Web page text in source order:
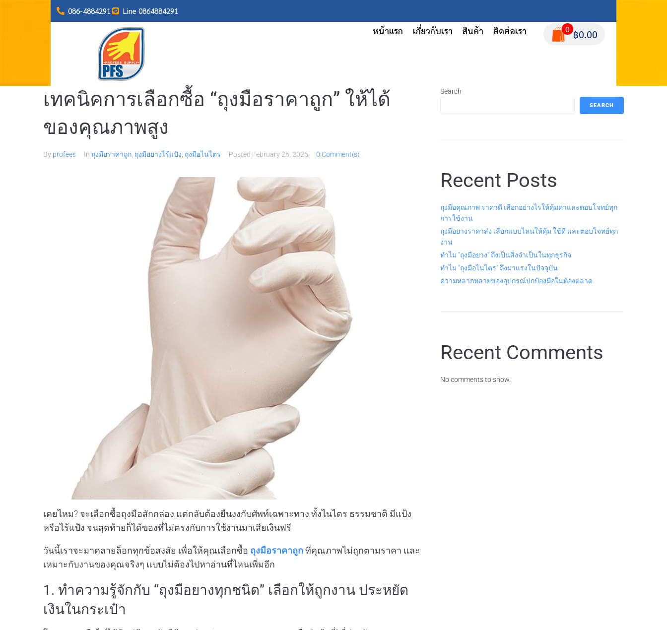
086-4884291 Line 0864884291
หน้าแรก เกี่ยวกับเรา สินค้า ติดต่อเรา 0 ฿0.00
เทคนิคการเลือกซื้อ “ถุงมือราคาถูก” ให้ได้
ของคุณภาพสูง
By profees In ถุงมือราคาถูก ถุงมือยางไร้แป้ง ถุงมือไนไตร Posted February 26, 2026 0 Comment(s)
เคยไหม? จะเลือกซื้อถุงมือสักกล่อง แต่กลับต้องยืนงงกับศัพท์เฉพาะทาง ทั้งไนไตร ธรรมชาติ มีแป้ง
หรือไร้แป้ง จนสุดท้ายก็ได้ของที่ไม่ตรงกับการใช้งานมาเสียเงินฟรี
วันนี้เราจะมาคลายล็อกทุกข้อสงสัย เพื่อให้คุณเลือกซื้อ ถุงมือราคาถูกที่คุณภาพไม่ถูกตามราคา และ
เหมาะกับงานของคุณจริงๆ แบบไม่ต้องไปหาอ่านที่ไหนเพิ่มอีก
1. ทำความรู้จักกับ “ถุงมือยางทุกชนิด” เลือกให้ถูกงาน ประหยัด
เงินในกระเป๋า
Search
SEARCH
Recent Posts
ถุงมือคุณภาพ ราคาดี เลือกอย่างไรให้คุ้มค่าและตอบโจทย์ทุก
การใช้งาน
ถุงมือยางราคาส่ง เลือกแบบไหนให้คุ้ม ใช้ดี และตอบโจทย์ทุก
งาน
ทำไม “ถุงมือยาง” ถึงเป็นสิ่งจำเป็นในทุกธุรกิจ
ทำไม “ถุงมือไนไตร” ถึงมาแรงในปัจจุบัน
ความหลากหลายของอุปกรณ์ปกป้องมือในท้องตลาด
Recent Comments
No comments to show.